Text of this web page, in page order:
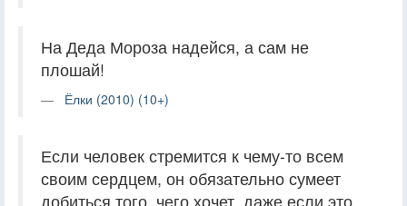
На Деда Мороза надейся, а сам не
плошай!
Ёлки (2010) (10+)
Если человек стремится к чему-то всем
своим сердцем, он обязательно сумеет
добиться того, чего хочет, даже если это